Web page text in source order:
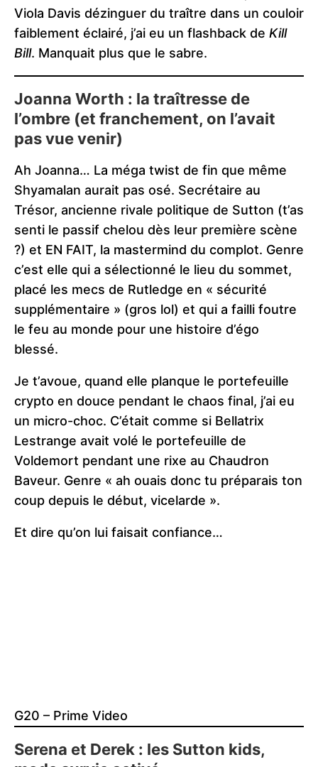
Viola Davis dézinguer du traître dans un couloir
faiblement éclairé, j’ai eu un flashback de Kill
Bill. Manquait plus que le sabre.
Joanna Worth : la traîtresse de
l’ombre (et franchement, on l’avait
pas vue venir)
Ah Joanna… La méga twist de fin que même
Shyamalan aurait pas osé. Secrétaire au
Trésor, ancienne rivale politique de Sutton (t’as
senti le passif chelou dès leur première scène
?) et EN FAIT, la mastermind du complot. Genre
c’est elle qui a sélectionné le lieu du sommet,
placé les mecs de Rutledge en « sécurité
supplémentaire » (gros lol) et qui a failli foutre
le feu au monde pour une histoire d’égo
blessé.
Je t’avoue, quand elle planque le portefeuille
crypto en douce pendant le chaos final, j’ai eu
un micro-choc. C’était comme si Bellatrix
Lestrange avait volé le portefeuille de
Voldemort pendant une rixe au Chaudron
Baveur. Genre « ah ouais donc tu préparais ton
coup depuis le début, vicelarde ».
Et dire qu’on lui faisait confiance…
G20 – Prime Video
Serena et Derek : les Sutton kids,